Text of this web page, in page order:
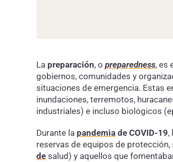
La preparación, o preparedness, es
gobiernos, comunidades y
situaciones de emergencia. Estas
inundaciones, terremotos,
industriales) e incluso biológicos
Durante la pandemiade COVID-19,
reservas de equipos de
desalud) y aquellos que